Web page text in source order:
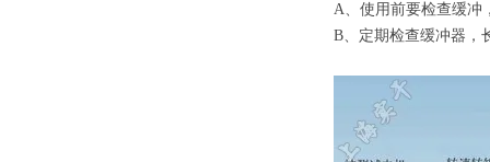
A、使用前要检查缓冲
B、定期检查缓冲器，